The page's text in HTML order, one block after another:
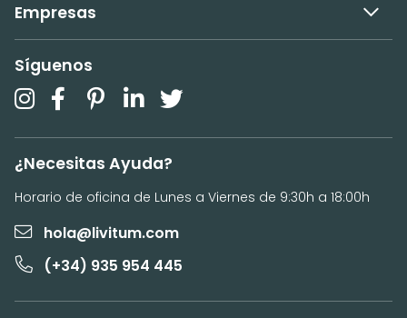
Empresas
Síguenos
¿Necesitas Ayuda?
Horario de oficina de Lunes a Viernes de 9:30h a 18:00h
hola@livitum.com
(+34) 935 954 445